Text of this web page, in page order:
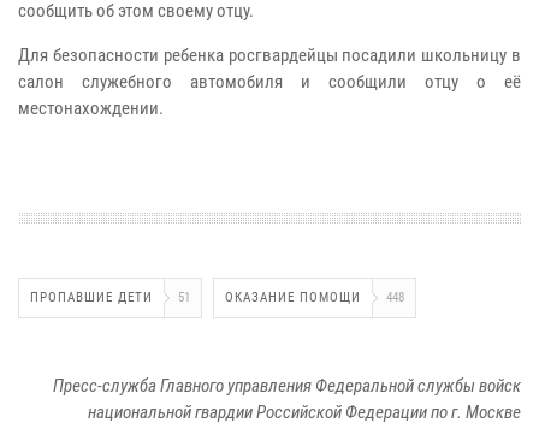
сообщить об этом своему отцу.
Для безопасности ребенка росгвардейцы посадили школьницу в
салон служебного автомобиля и сообщили отцу о её
местонахождении.
ПРОПАВШИЕ ДЕТИ 51 ОКАЗАНИЕ ПОМОЩИ 448
Пресс-служба Главного управления Федеральной службы войск
национальной гвардии Российской Федерации по г. Москве